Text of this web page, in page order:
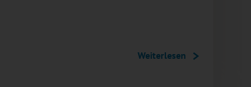
Weiterlesen